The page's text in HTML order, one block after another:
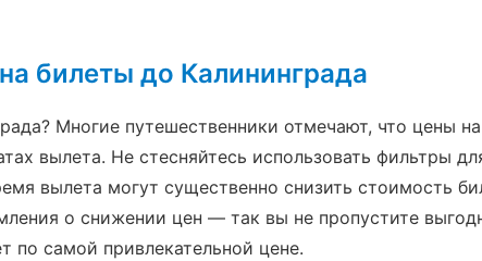
билеты до Калининграда
Многие путешественники отмечают, что цены
вылета. Не стесняйтесь использовать фильтры
вылета могут существенно снизить стоимость
о снижении цен — так вы не пропустите
по самой привлекательной цене.